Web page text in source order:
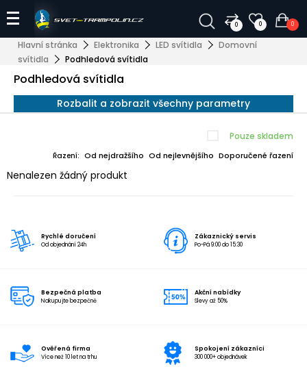
0 0 0
Hlavní stránka Elektronika LED svítidla
Domovní
svítidla
Podhledová svítidla
Podhledová svítidla
Rozbalit a zobrazit všechny parametry
Pouze skladem
Řazení: Od nejdražšího Od nejlevnějšího Doporučené řazení
Nenalezen žádný produkt
Rychlé doručení
Od objednání 24h
Zákaznický servis
Po-Pá 9:00 do 15:30
Bezpečná platba
Nakupujte bezpečně
Akční nabídky
Slevy až 50%
Ověřená firma
Více než 10 let na trhu
Spokojení zákazníci
300 000+ objednávek